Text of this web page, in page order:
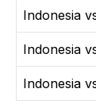
Indonesia
Indonesia
Indonesia